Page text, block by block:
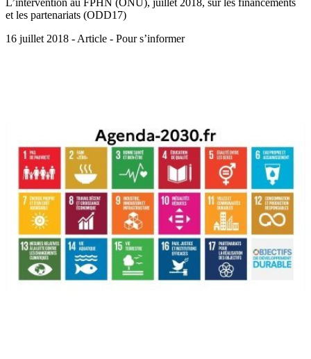
et les partenariats (ODD17)
16 juillet 2018 - Article - Pour s’informer